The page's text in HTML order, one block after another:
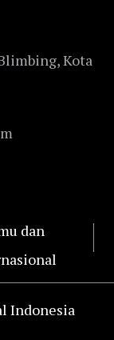
Kota
dan
Indonesia